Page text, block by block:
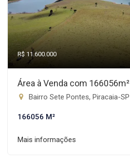
R$ 11.600.000
Área à Venda com 166056m²
Bairro Sete Pontes, Piracaia-SP
166056 M²
Mais informações